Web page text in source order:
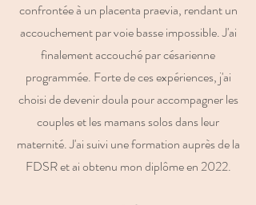
confrontée à un placenta praevia, rendant un
accouchement par voie basse impossible. J'ai
finalement accouché par césarienne
programmée. Forte de ces expériences, j'ai
choisi de devenir doula pour accompagner les
couples et les mamans solos dans leur
maternité. J'ai suivi une formation auprès de la
FDSR et ai obtenu mon diplôme en 2022.